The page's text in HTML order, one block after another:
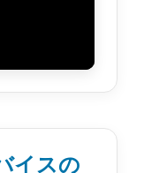
イスの